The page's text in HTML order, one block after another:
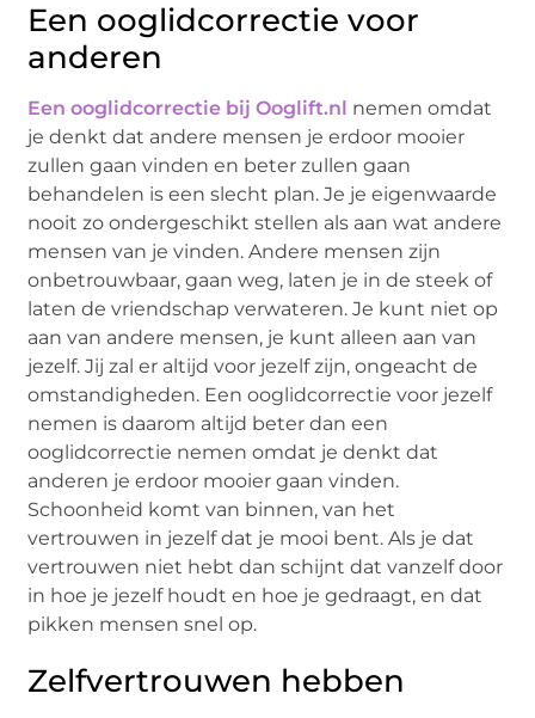
Een ooglidcorrectie voor
anderen
Een ooglidcorrectie bij Ooglift.nl nemen omdat
je denkt dat andere mensen je erdoor mooier
zullen gaan vinden en beter zullen gaan
behandelen is een slecht plan. Je je eigenwaarde
nooit zo ondergeschikt stellen als aan wat andere
mensen van je vinden. Andere mensen zijn
onbetrouwbaar, gaan weg, laten je in de steek of
laten de vriendschap verwateren. Je kunt niet op
aan van andere mensen, je kunt alleen aan van
jezelf. Jij zal er altijd voor jezelf zijn, ongeacht de
omstandigheden. Een ooglidcorrectie voor jezelf
nemen is daarom altijd beter dan een
ooglidcorrectie nemen omdat je denkt dat
anderen je erdoor mooier gaan vinden.
Schoonheid komt van binnen, van het
vertrouwen in jezelf dat je mooi bent. Als je dat
vertrouwen niet hebt dan schijnt dat vanzelf door
in hoe je jezelf houdt en hoe je gedraagt, en dat
pikken mensen snel op.
Zelfvertrouwen hebben